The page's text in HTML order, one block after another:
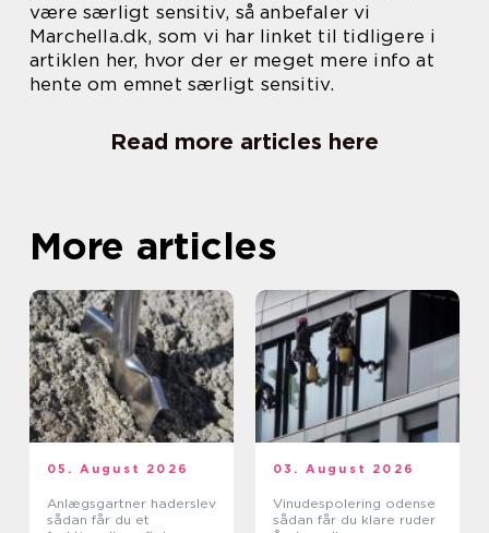
være særligt sensitiv, så anbefaler vi
Marchella.dk, som vi har linket til tidligere i
artiklen her, hvor der er meget mere info at
hente om emnet særligt sensitiv.
Read more articles here
More articles
05. August 2026
Anlægsgartner haderslev
sådan får du et
03. August 2026
Vinudespolering odense
sådan får du klare ruder